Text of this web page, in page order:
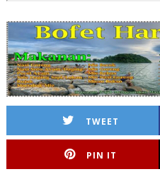
TWEET
PIN IT